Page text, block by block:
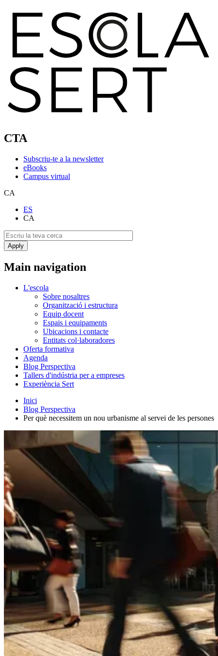
CTA
Subscriu-te a la newsletter
eBooks
Campus virtual
CA
ES
CA
Main navigation
L'escola
Sobre nosaltres
Organització i estructura
Equip docent
Espais i equipaments
Ubicacions i contacte
Entitats col·laboradores
Oferta formativa
Agenda
Blog Perspectiva
Tallers d'indústria per a empreses
Experiència Sert
Inici
Blog Perspectiva
Per què necessitem un nou urbanisme al servei de les persones